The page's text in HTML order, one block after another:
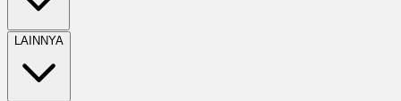
LAINNYA